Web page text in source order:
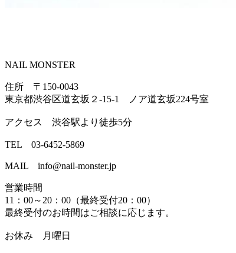
NAIL MONSTER
住所 〒150-0043
東京都渋谷区道玄坂２-15-1 ノア道玄坂224号室
アクセス 渋谷駅より徒歩5分
TEL 03-6452-5869
MAIL info@nail-monster.jp
営業時間
11：00～20：00（最終受付20：00）
最終受付のお時間はご相談に応じます。
お休み 月曜日